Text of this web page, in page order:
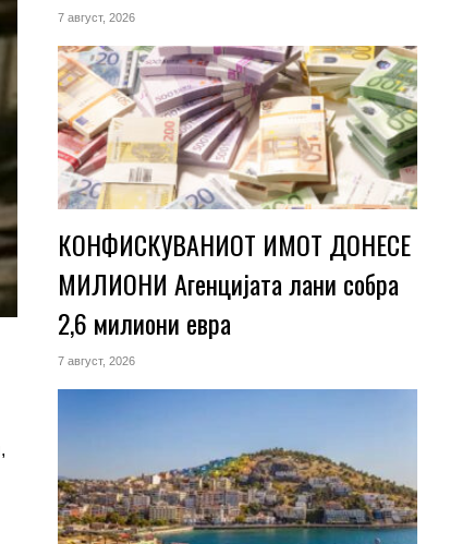
7 август, 2026
КОНФИСКУВАНИОТ ИМОТ ДОНЕСЕ
МИЛИОНИ Агенцијата лани собра
2,6 милиони евра
7 август, 2026